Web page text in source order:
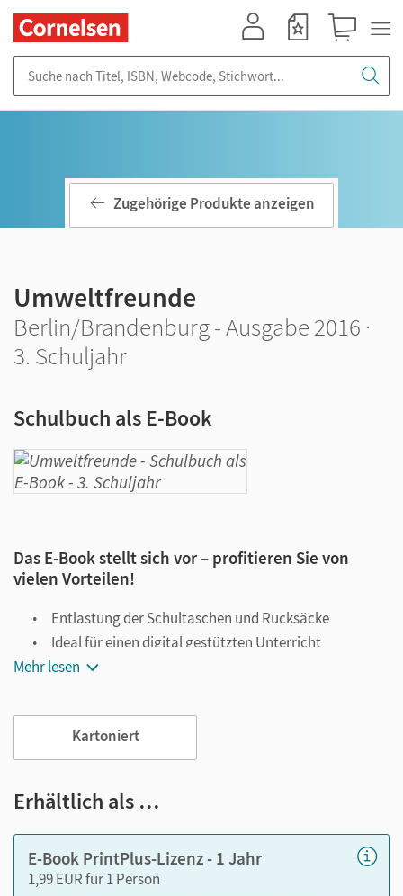
Zugehörige Produkte anzeigen
Umweltfreunde
Berlin/Brandenburg - Ausgabe 2016 ·
3. Schuljahr
Schulbuch als E-Book
Das E-Book stellt sich vor – profitieren Sie von
vielen Vorteilen!
Entlastung der Schultaschen und Rucksäcke
Ideal für einen digital gestützten Unterricht
Notiz- und Markierungsmöglichkeit
Viele digitale Funktionen unterstützen das Lehren und
Lernen:
Notizen erstellen
Lesezeichen hinzufügen
Mehr lesen
Kartoniert
Erhältlich als …
E-Book PrintPlus-Lizenz - 1 Jahr
1,99 EUR für 1 Person